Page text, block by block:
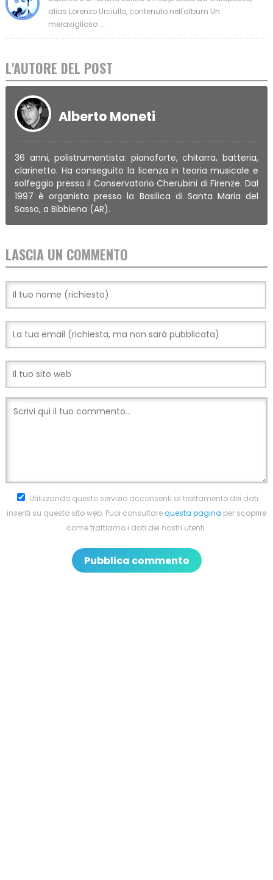
alias Lorenzo Urciullo, contenuto nell'album Un
meraviglioso ...
L'AUTORE DEL POST
Alberto Moneti
36 anni, polistrumentista: pianoforte, chitarra, batteria,
clarinetto. Ha conseguito la licenza in teoria musicale e
solfeggio presso il Conservatorio Cherubini di Firenze. Dal
1997 è organista presso la Basilica di Santa Maria del
Sasso, a Bibbiena (AR).
LASCIA UN COMMENTO
Utilizzando questo servizio acconsenti al trattamento dei dati
inseriti su questo sito web. Puoi consultarequesta pagina per scoprire
come trattiamo i dati dei nostri utenti.